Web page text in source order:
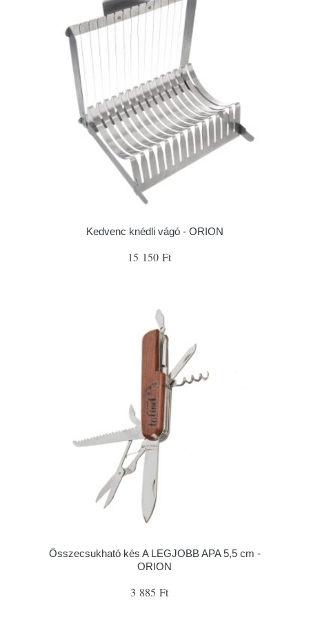
Kedvenc knédli vágó - ORION
15 150 Ft
Összecsukható kés A LEGJOBB APA 5,5 cm -
ORION
3 885 Ft